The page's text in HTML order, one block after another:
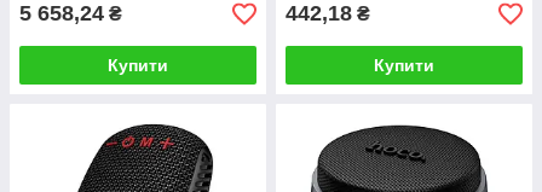
5 658,24 ₴
Купити
442,18 ₴
Купити